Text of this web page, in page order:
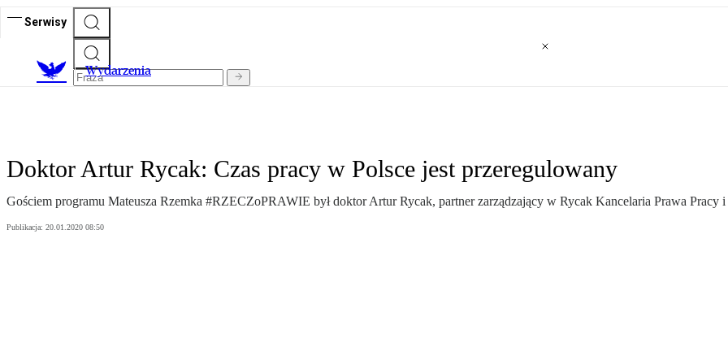
Serwisy
Wydarzenia
Doktor Artur Rycak: Czas pracy w Polsce jest przeregulowany
Gościem programu Mateusza Rzemka #RZECZoPRAWIE był doktor Artur Rycak, partner zarządzający w Rycak Kancelaria Prawa Pracy
Publikacja: 20.01.2020 08:50